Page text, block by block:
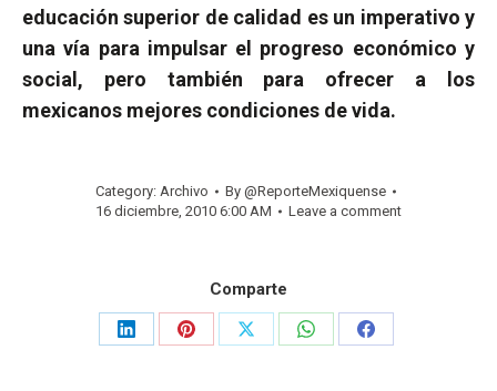
educación superior de calidad es un imperativo y
una vía para impulsar el progreso económico y
social, pero también para ofrecer a los
mexicanos mejores condiciones de vida.
Category: Archivo By @ReporteMexiquense
16 diciembre, 2010 6:00 AM
Leave a comment
Comparte
Share
Share
Share
Share
Share